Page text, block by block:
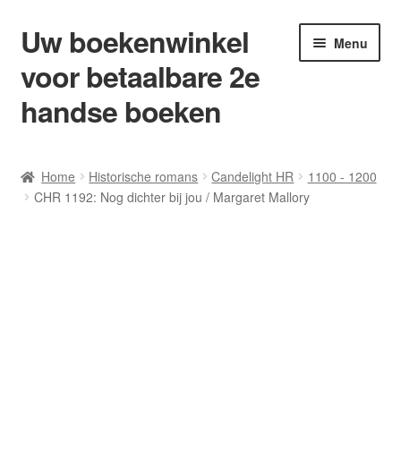
Ga
door
naar
navigatie
Ga
naar
de
inhoud
Uw boekenwinkel
voor betaalbare 2e
handse boeken
Menu
Afrekenen
Home Historische romans Candelight HR
1100 - 1200
CHR 1192: Nog dichter bij jou / Margaret Mallory